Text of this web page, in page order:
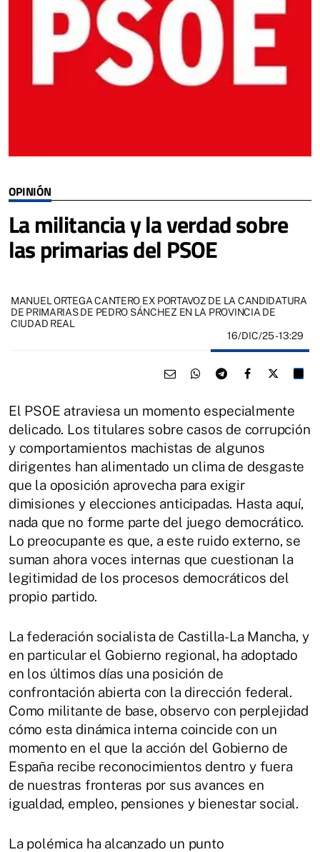
OPINIÓN
La militancia y la verdad sobre
las primarias del PSOE
MANUEL ORTEGA CANTERO EX PORTAVOZ DE LA CANDIDATURA
DE PRIMARIAS DE PEDRO SÁNCHEZ EN LA PROVINCIA DE
CIUDAD REAL
16/DIC/25- 13:29
El PSOE atraviesa un momento especialmente
delicado. Los titulares sobre casos de corrupción
y comportamientos machistas de algunos
dirigentes han alimentado un clima de desgaste
que la oposición aprovecha para exigir
dimisiones y elecciones anticipadas. Hasta aquí,
nada que no forme parte del juego democrático.
Lo preocupante es que, a este ruido externo, se
suman ahora voces internas que cuestionan la
legitimidad de los procesos democráticos del
propio partido.
La federación socialista de Castilla-La Mancha, y
en particular el Gobierno regional, ha adoptado
en los últimos días una posición de
confrontación abierta con la dirección federal.
Como militante de base, observo con perplejidad
cómo esta dinámica interna coincide con un
momento en el que la acción del Gobierno de
España recibe reconocimientos dentro y fuera
de nuestras fronteras por sus avances en
igualdad, empleo, pensiones y bienestar social.
La polémica ha alcanzado un punto